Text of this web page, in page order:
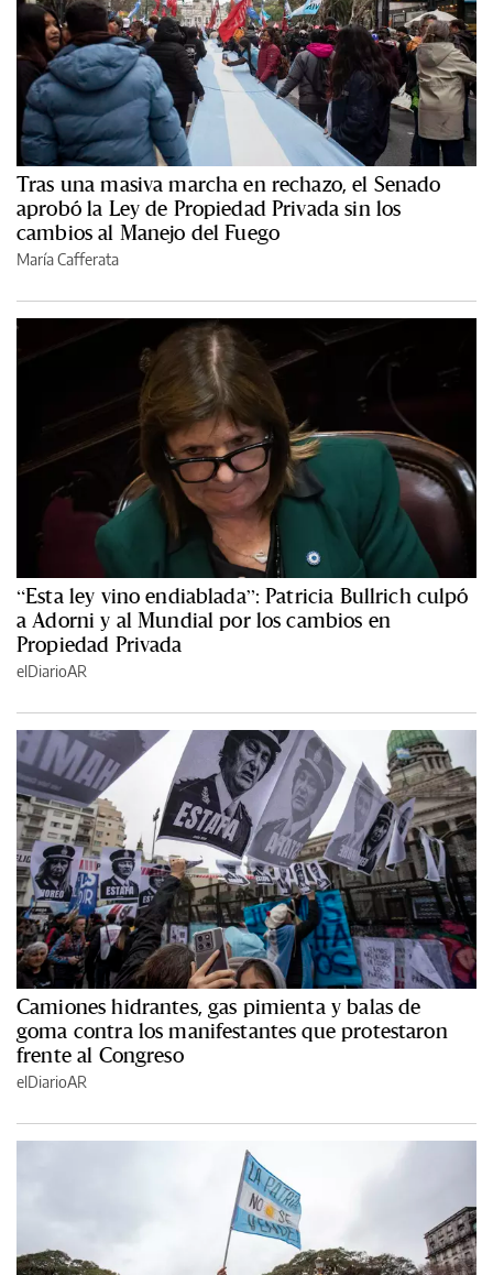
Tras una masiva marcha en rechazo, el Senado
aprobó la Ley de Propiedad Privada sin los
cambios al Manejo del Fuego
María Cafferata
“Esta ley vino endiablada”: Patricia Bullrich culpó
a Adorni y al Mundial por los cambios en
Propiedad Privada
elDiarioAR
Camiones hidrantes, gas pimienta y balas de
goma contra los manifestantes que protestaron
frente al Congreso
elDiarioAR